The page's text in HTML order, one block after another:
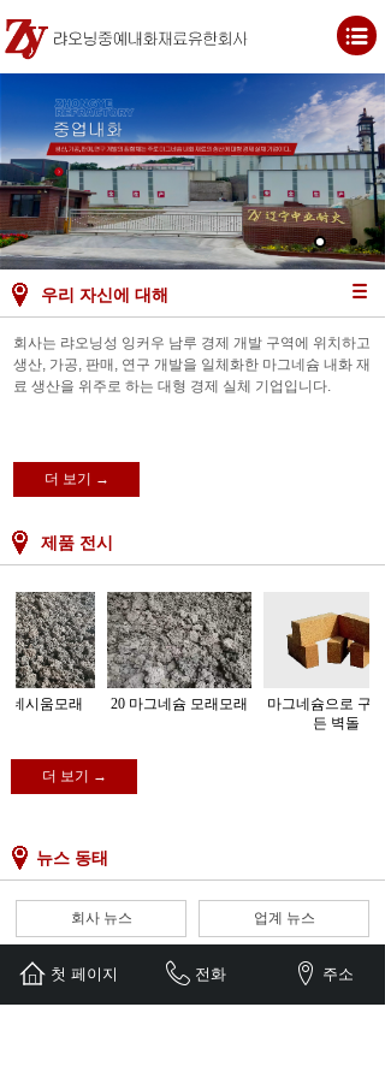
Button Text
우리 자신에 대해
회사는 랴오닝성 잉커우 남루 경제 개발 구역에 위치하고
생산, 가공, 판매, 연구 개발을 일체화한 마그네슘 내화 재
료 생산을 위주로 하는 대형 경제 실체 기업입니다.
더 보기 →
제품 전시
네시움모래 20 마그네슘 모래모래
마그네슘으로 구워
든 벽돌
더 보기 →
뉴스 동태
회사 뉴스 업계 뉴스
마그네슘-탄소벽돌의 원......
2022-01-18
마그네슘탄소벽돌의원료는mgo 함
첫 페이지 전화 주소